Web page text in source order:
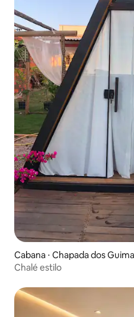
Cabana ⋅ Chapada dos
Chalé estilo